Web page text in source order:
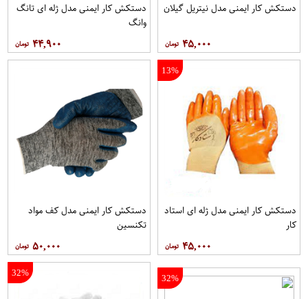
دستکش کار ایمنی مدل نیتریل گیلان
۴۵,۰۰۰
دستکش کار ایمنی مدل ژله ای تانگ
وانگ
۴۴,۹۰۰
13%
دستکش کار ایمنی مدل ژله ای استاد
کار
۴۵,۰۰۰
دستکش کار ایمنی مدل کف مواد
تکنسین
۵۰,۰۰۰
32%
32%